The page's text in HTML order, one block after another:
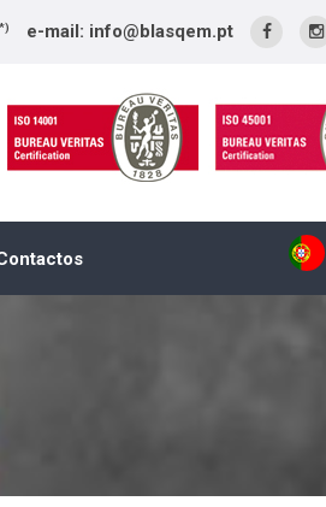
e-mail: info@blasqem.pt